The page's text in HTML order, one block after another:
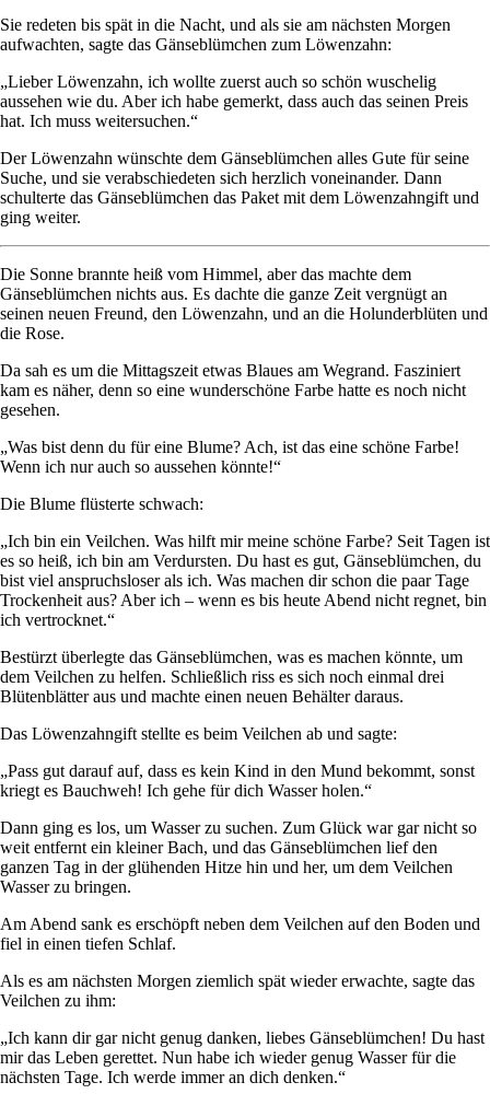
Sie redeten bis spät in die Nacht, und als sie am nächsten Morgen
aufwachten, sagte das Gänseblümchen zum Löwenzahn:
„Lieber Löwenzahn, ich wollte zuerst auch so schön wuschelig
aussehen wie du. Aber ich habe gemerkt, dass auch das seinen Preis
hat. Ich muss weitersuchen.“
Der Löwenzahn wünschte dem Gänseblümchen alles Gute für seine
Suche, und sie verabschiedeten sich herzlich voneinander. Dann
schulterte das Gänseblümchen das Paket mit dem Löwenzahngift und
ging weiter.
Die Sonne brannte heiß vom Himmel, aber das machte dem
Gänseblümchen nichts aus. Es dachte die ganze Zeit vergnügt an
seinen neuen Freund, den Löwenzahn, und an die Holunderblüten und
die Rose.
Da sah es um die Mittagszeit etwas Blaues am Wegrand. Fasziniert
kam es näher, denn so eine wunderschöne Farbe hatte es noch nicht
gesehen.
„Was bist denn du für eine Blume? Ach, ist das eine schöne Farbe!
Wenn ich nur auch so aussehen könnte!“
Die Blume flüsterte schwach:
„Ich bin ein Veilchen. Was hilft mir meine schöne Farbe? Seit Tagen ist
es so heiß, ich bin am Verdursten. Du hast es gut, Gänseblümchen, du
bist viel anspruchsloser als ich. Was machen dir schon die paar Tage
Trockenheit aus? Aber ich – wenn es bis heute Abend nicht regnet, bin
ich vertrocknet.“
Bestürzt überlegte das Gänseblümchen, was es machen könnte, um
dem Veilchen zu helfen. Schließlich riss es sich noch einmal drei
Blütenblätter aus und machte einen neuen Behälter daraus.
Das Löwenzahngift stellte es beim Veilchen ab und sagte:
„Pass gut darauf auf, dass es kein Kind in den Mund bekommt, sonst
kriegt es Bauchweh! Ich gehe für dich Wasser holen.“
Dann ging es los, um Wasser zu suchen. Zum Glück war gar nicht so
weit entfernt ein kleiner Bach, und das Gänseblümchen lief den
ganzen Tag in der glühenden Hitze hin und her, um dem Veilchen
Wasser zu bringen.
Am Abend sank es erschöpft neben dem Veilchen auf den Boden und
fiel in einen tiefen Schlaf.
Als es am nächsten Morgen ziemlich spät wieder erwachte, sagte das
Veilchen zu ihm:
„Ich kann dir gar nicht genug danken, liebes Gänseblümchen! Du hast
mir das Leben gerettet. Nun habe ich wieder genug Wasser für die
nächsten Tage. Ich werde immer an dich denken.“